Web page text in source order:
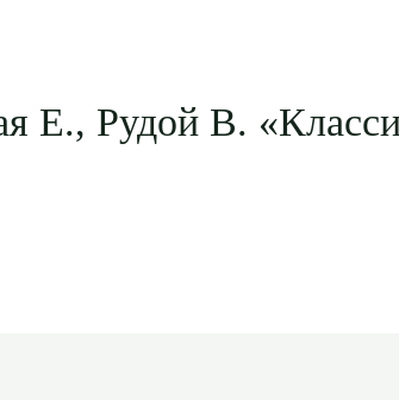
Е., Рудой В.